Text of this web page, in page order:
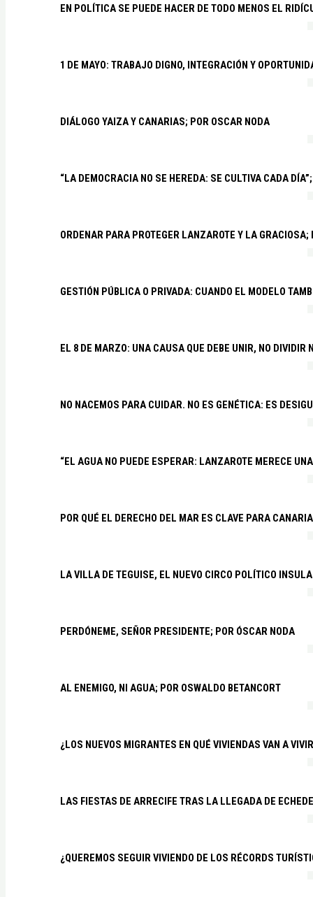
EN POLÍTICA SE PUEDE HACER DE TODO MENOS EL
1 DE MAYO: TRABAJO DIGNO, INTEGRACIÓN Y
DIÁLOGO YAIZA Y CANARIAS; POR OSCAR NODA
“LA DEMOCRACIA NO SE HEREDA: SE CULTIVA CADA
ORDENAR PARA PROTEGER LANZAROTE Y LA
GESTIÓN PÚBLICA O PRIVADA: CUANDO EL MODELO
EL 8 DE MARZO: UNA CAUSA QUE DEBE UNIR, NO DIVIDIR
NO NACEMOS PARA CUIDAR. NO ES GENÉTICA: ES
“EL AGUA NO PUEDE ESPERAR: LANZAROTE MERECE
POR QUÉ EL DERECHO DEL MAR ES CLAVE PARA
LA VILLA DE TEGUISE, EL NUEVO CIRCO POLÍTICO
PERDÓNEME, SEÑOR PRESIDENTE; POR ÓSCAR NODA
AL ENEMIGO, NI AGUA; POR OSWALDO BETANCORT
¿LOS NUEVOS MIGRANTES EN QUÉ VIVIENDAS VAN A
LAS FIESTAS DE ARRECIFE TRAS LA LLEGADA DE
¿QUEREMOS SEGUIR VIVIENDO DE LOS RÉCORDS